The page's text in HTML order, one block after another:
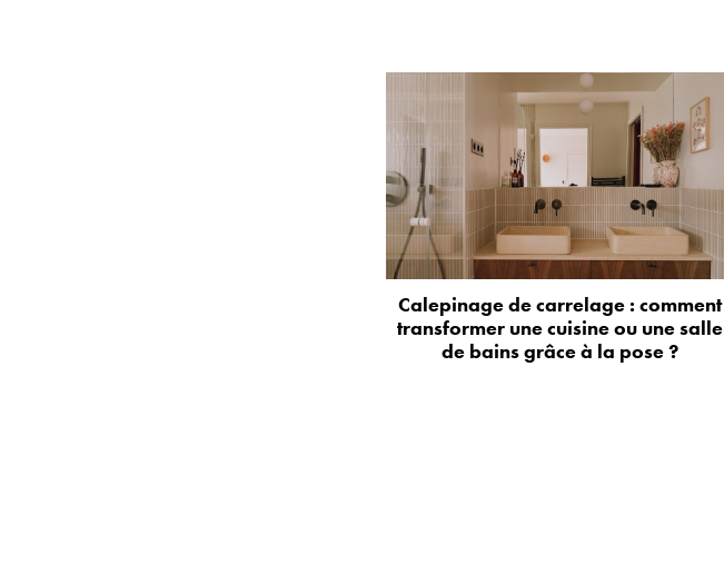
Calepinage de carrelage : comment
transformer une cuisine ou une salle
de bains grâce à la pose ?